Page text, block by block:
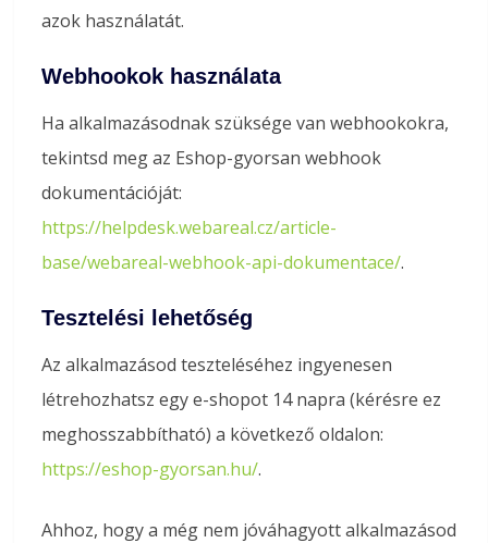
azok használatát.
Webhookok használata
Ha alkalmazásodnak szüksége van webhookokra,
tekintsd meg az Eshop-gyorsan webhook
dokumentációját:
https://helpdesk.webareal.cz/article-
base/webareal-webhook-api-dokumentace/.
Tesztelési lehetőség
Az alkalmazásod teszteléséhez ingyenesen
létrehozhatsz egy e-shopot 14 napra (kérésre ez
meghosszabbítható) a következő oldalon:
https://eshop-gyorsan.hu/.
Ahhoz, hogy a még nem jóváhagyott alkalmazásod